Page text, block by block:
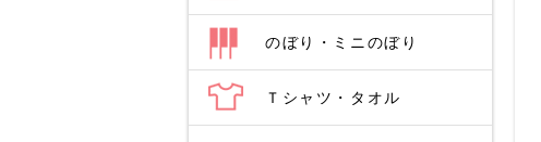
のぼり・ミニのぼり
Ｔシャツ・タオル